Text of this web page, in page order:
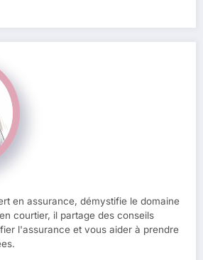
en assurance, démystifie le domaine
courtier, il partage des conseils
l'assurance et vous aider à prendre